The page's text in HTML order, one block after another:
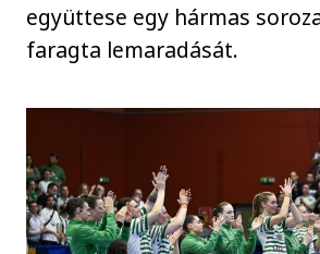
együttese egy hármas
faragta lemaradását.